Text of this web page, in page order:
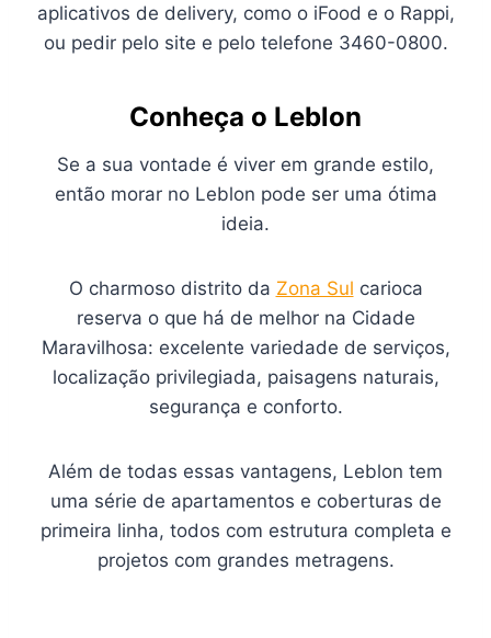
aplicativos de delivery, como o iFood e o Rappi,
ou pedir pelo site e pelo telefone 3460-0800.
Conheça o Leblon
Se a sua vontade é viver em grande estilo,
então morar no Leblon pode ser uma ótima
ideia.
O charmoso distrito da Zona Sul carioca
reserva o que há de melhor na Cidade
Maravilhosa: excelente variedade de serviços,
localização privilegiada, paisagens naturais,
segurança e conforto.
Além de todas essas vantagens, Leblon tem
uma série de apartamentos e coberturas de
primeira linha, todos com estrutura completa e
projetos com grandes metragens.